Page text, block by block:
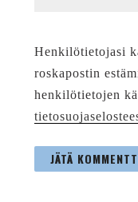
Henkilötietojasi
roskapostin
henkilötietojen